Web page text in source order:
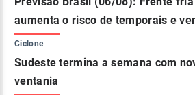
aumenta o risco de temporais e
Ciclone
Sudeste termina a semana com
ventania